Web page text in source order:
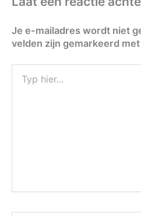
Je e-mailadres wordt niet
velden zijn gemarkeerd met
hier...